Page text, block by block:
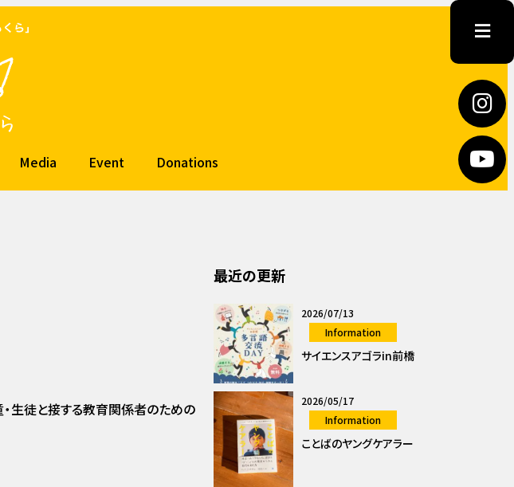
Media Event Donations
・生徒と接する教育関係者のための
最近の更新
2026/07/13
Information
サイエンスアゴラin前橋
2026/05/17
Information
ことばのヤングケアラー